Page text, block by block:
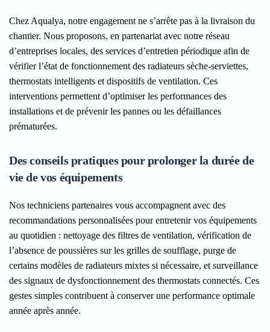
Chez Aqualya, notre engagement ne s’arrête pas à la livraison du
chantier. Nous proposons, en partenariat avec notre réseau
d’entreprises locales, des services d’entretien périodique afin de
vérifier l’état de fonctionnement des radiateurs sèche-serviettes,
thermostats intelligents et dispositifs de ventilation. Ces
interventions permettent d’optimiser les performances des
installations et de prévenir les pannes ou les défaillances
prématurées.
Des conseils pratiques pour prolonger la durée de
vie de vos équipements
Nos techniciens partenaires vous accompagnent avec des
recommandations personnalisées pour entretenir vos équipements
au quotidien : nettoyage des filtres de ventilation, vérification de
l’absence de poussières sur les grilles de soufflage, purge de
certains modèles de radiateurs mixtes si nécessaire, et surveillance
des signaux de dysfonctionnement des thermostats connectés. Ces
gestes simples contribuent à conserver une performance optimale
année après année.